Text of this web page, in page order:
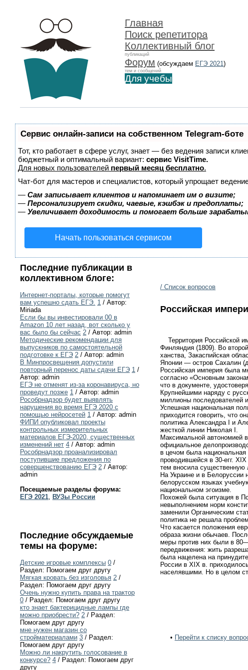
Главная
Поиск репетитора
Коллективный блог
публикаций
Форум (обсуждаем ЕГЭ 2021)
тем и сообщений
Для учебы
Сервис онлайн-записи на собственном Telegram-боте
Тот, кто работает в сфере услуг, знает — без ведения записи
бюджетный и оптимальный вариант: сервис VisitTime.
Для новых пользователей первый месяц бесплатно.
Чат-бот для мастеров и специалистов, который упрощает
— Сам записывает клиентов и напоминает им о визите;
— Персонализирует скидки, чаевые, кэшбэк и предоплаты;
— Увеличивает доходимость и помогает больше
Начать пользоваться сервисом
Последние публикации в
коллективном блоге:
Интернет-порталы, которые помогут
вам успешно сдать ЕГЭ. 1 / Автор:
Miriada
Если бы вы инвестировали 00 в
Amazon 10 лет назад, вот сколько у
вас было бы сейчас 2 / Автор: admin
Методические рекомендации для
выпускников по самостоятельной
подготовке к ЕГЭ 2 / Автор: admin
В Минпросвещения допустили
повторный перенос даты сдачи ЕГЭ 1 /
Автор: admin
ЕГЭ не отменят из-за коронавируса, но
проведут позже 1 / Автор: admin
Рособрнадзор будет выявлять
нарушения во время ЕГЭ 2020 с
помощью нейросетей 1 / Автор: admin
ФИПИ опубликовал проекты
контрольных измерительных
материалов ЕГЭ-2020, существенных
изменений нет 4 / Автор: admin
Рособрнадзор проанализировал
поступившие предложения по
совершенствованию ЕГЭ 2 / Автор:
admin
Посещаемые разделы форума:
ЕГЭ 2021, ВУЗы России
Последние обсуждаемые
темы на форуме:
Детские игровые комплексы 0 /
Раздел: Помогаем друг другу
Мягкая кровать без изголовья 2 /
Раздел: Помогаем друг другу
Очень нужно купить права на трактор
0 / Раздел: Помогаем друг другу
кто знает бактерицидные лампы где
можно приобрести? 2 / Раздел:
Помогаем друг другу
мне нужен магазин со
стройматериалами 3 / Раздел:
Помогаем друг другу
Можно ли накрутить голосование в
конкурсе? 4 / Раздел: Помогаем друг
другу
/ Список вопросов
Российская
Территория Российской
Финляндия (1809). Во
ханства, Закаспийская
Японии — остров Сахалин
Российская империя была
согласно «Основным
что в документе,
Крупнейшими наряду с
миллионы последователей
Успешная национальная
приходится говорить, что
политика Александра I и
жесткой линии Николая I.
Максимальной автономией
официальное
в цечом была национальная
проводившейся в 30-егг.
тем вносила существенную
На Украине и в Белоруссии
белорусском языках
национальном эгоизме.
Похожей была ситуация в
невыполнением норм
заменили Органическим
политика не решала
Что касается положения
образа жизни обычаев.
меры против них были в
передвижения: жить
была нацелена на
России в XIX в.
населявшими. Но в целом
• Перейти к списку